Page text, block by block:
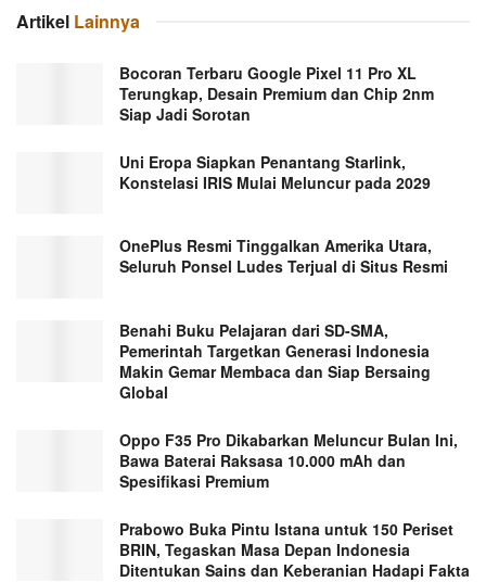
Artikel Lainnya
Bocoran Terbaru Google Pixel 11 Pro XL
Terungkap, Desain Premium dan Chip 2nm
Siap Jadi Sorotan
Uni Eropa Siapkan Penantang Starlink,
Konstelasi IRIS Mulai Meluncur pada 2029
OnePlus Resmi Tinggalkan Amerika Utara,
Seluruh Ponsel Ludes Terjual di Situs Resmi
Benahi Buku Pelajaran dari SD-SMA,
Pemerintah Targetkan Generasi Indonesia
Makin Gemar Membaca dan Siap Bersaing
Global
Oppo F35 Pro Dikabarkan Meluncur Bulan Ini,
Bawa Baterai Raksasa 10.000 mAh dan
Spesifikasi Premium
Prabowo Buka Pintu Istana untuk 150 Periset
BRIN, Tegaskan Masa Depan Indonesia
Ditentukan Sains dan Keberanian Hadapi Fakta